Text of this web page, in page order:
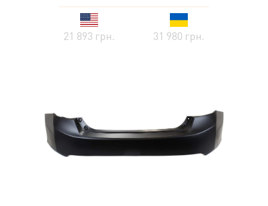
21 893 грн. 31 980 грн.